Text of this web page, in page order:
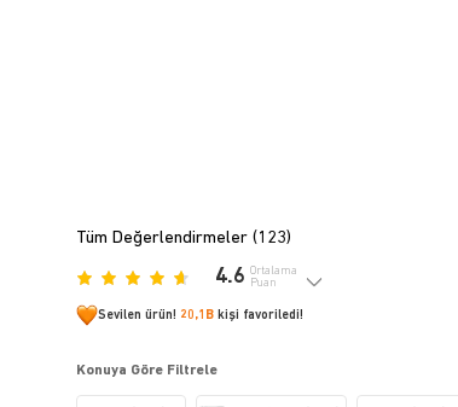
Tüm Değerlendirmeler (123)
4.6 Ortalama
Puan
Sevilen ürün! 20,1B kişi favoriledi!
Konuya Göre Filtrele